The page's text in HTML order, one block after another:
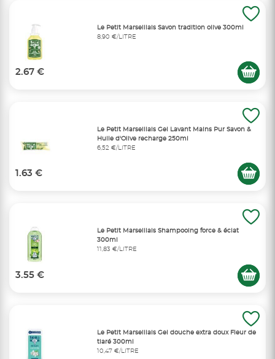
Le Petit Marseillais Savon tradition olive 300ml
8,90 €/LITRE
2.67 €
Le Petit Marseillais Gel Lavant Mains Pur Savon &
Huile d'Olive recharge 250ml
6,52 €/LITRE
1.63 €
Le Petit Marseillais Shampooing force & éclat
300ml
11,83 €/LITRE
3.55 €
Le Petit Marseillais Gel douche extra doux Fleur de
tiaré 300ml
10,47 €/LITRE